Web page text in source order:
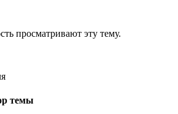
просматривают эту тему.